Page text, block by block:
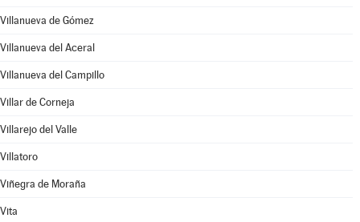
Villanueva de Gómez
Villanueva del Aceral
Villanueva del Campillo
Villar de Corneja
Villarejo del Valle
Villatoro
Viñegra de Moraña
Vita